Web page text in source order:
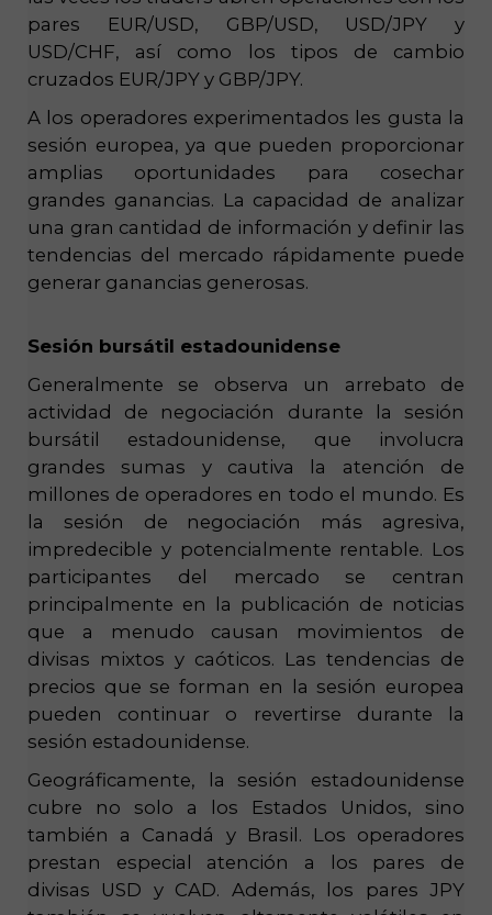
pares EUR/USD, GBP/USD, USD/JPY y
USD/CHF, así como los tipos de cambio
cruzados EUR/JPY y GBP/JPY.
A los operadores experimentados les gusta la
sesión europea, ya que pueden proporcionar
amplias oportunidades para cosechar
grandes ganancias. La capacidad de analizar
una gran cantidad de información y definir las
tendencias del mercado rápidamente puede
generar ganancias generosas.
Sesión bursátil estadounidense
Generalmente se observa un arrebato de
actividad de negociación durante la sesión
bursátil estadounidense, que involucra
grandes sumas y cautiva la atención de
millones de operadores en todo el mundo. Es
la sesión de negociación más agresiva,
impredecible y potencialmente rentable. Los
participantes del mercado se centran
principalmente en la publicación de noticias
que a menudo causan movimientos de
divisas mixtos y caóticos. Las tendencias de
precios que se forman en la sesión europea
pueden continuar o revertirse durante la
sesión estadounidense.
Geográficamente, la sesión estadounidense
cubre no solo a los Estados Unidos, sino
también a Canadá y Brasil. Los operadores
prestan especial atención a los pares de
divisas USD y CAD. Además, los pares JPY